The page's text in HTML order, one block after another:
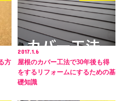
方
2017.1.6
屋根のカバー工法で30年後も得
をするリフォームにするための基
礎知識